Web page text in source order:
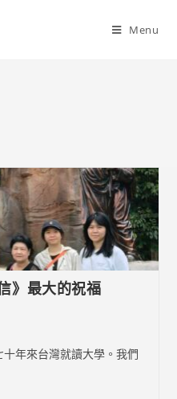
Menu
》最大的祝福
年來台灣就讀大學。我們